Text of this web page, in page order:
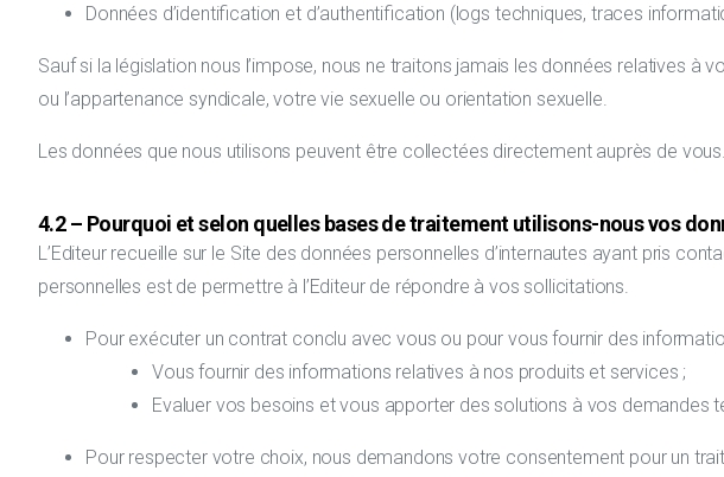
Données d’identification et d’authentification (logs techniques, traces
Sauf si la législation nous l’impose, nous ne traitons jamais les données relatives
ou l’appartenance syndicale, votre vie sexuelle ou orientation sexuelle.
Les données que nous utilisons peuvent être collectées directement auprès de vous.
4.2 – Pourquoi et selon quelles bases de traitement utilisons-nous vos
L’Editeur recueille sur le Site des données personnelles d’internautes ayant pris
personnelles est de permettre à l’Editeur de répondre à vos sollicitations.
Pour exécuter un contrat conclu avec vous ou pour vous fournir des
Vous fournir des informations relatives à nos produits et services ;
Evaluer vos besoins et vous apporter des solutions à vos demandes
Pour respecter votre choix, nous demandons votre consentement pour un